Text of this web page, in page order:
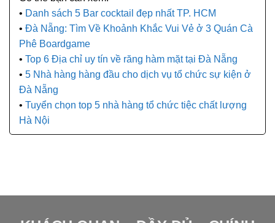
Danh sách 5 Bar cocktail đẹp nhất TP. HCM
Đà Nẵng: Tìm Về Khoảnh Khắc Vui Vẻ ở 3 Quán Cà
Phê Boardgame
Top 6 Địa chỉ uy tín về răng hàm mặt tại Đà Nẵng
5 Nhà hàng hàng đầu cho dịch vụ tổ chức sự kiện ở
Đà Nẵng
Tuyển chọn top 5 nhà hàng tổ chức tiệc chất lượng
Hà Nội